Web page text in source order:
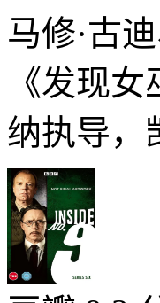
马修·古
《发现
纳执导，